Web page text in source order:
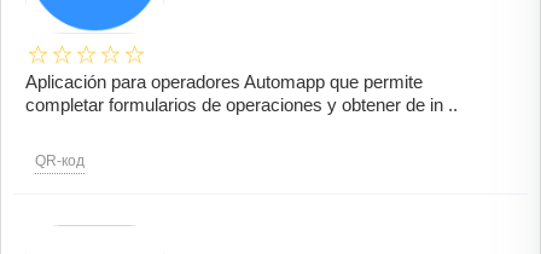
Aplicación para operadores Automapp que permite
completar formularios de operaciones y obtener de in ..
QR-код